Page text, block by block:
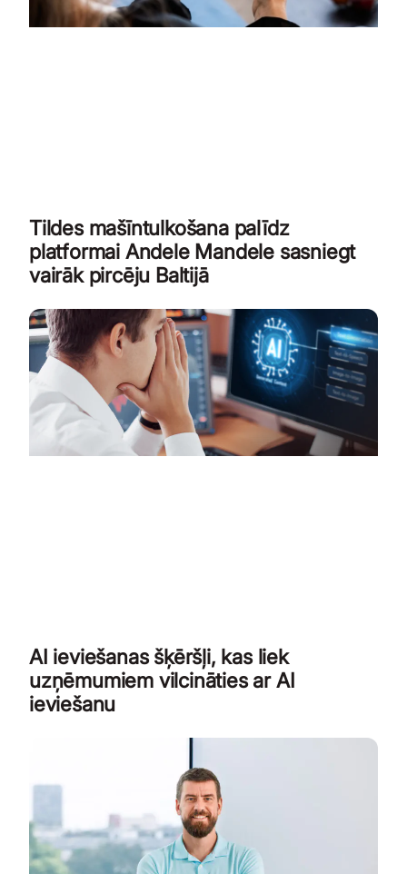
Tildes mašīntulkošana palīdz
platformai Andele Mandele sasniegt
vairāk pircēju Baltijā
AI ieviešanas šķēršļi, kas liek
uzņēmumiem vilcināties ar AI
ieviešanu